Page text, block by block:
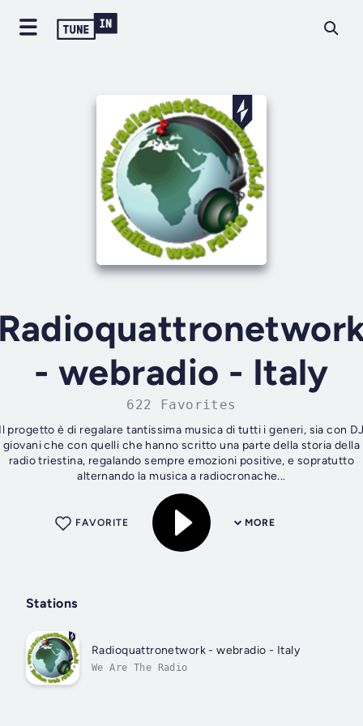
- webradio - Italy
622 Favorites
progetto è di regalare tantissima musica di tutti i generi, sia con
giovani che con quelli che hanno scritto una parte della storia della
radio triestina, regalando sempre emozioni positive, e sopratutto
alternando la musica a radiocronache...
MORE
FAVORITE
Stations
Radioquattronetwork - webradio - Italy
We Are The Radio